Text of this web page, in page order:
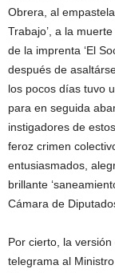
Obrera, al
Trabajo’, a la
de la imprenta ‘El
después de
los pocos días tuvo
para en seguida
instigadores de
feroz crimen
entusiasmados,
brillante
Cámara de
Por cierto, la
telegrama al